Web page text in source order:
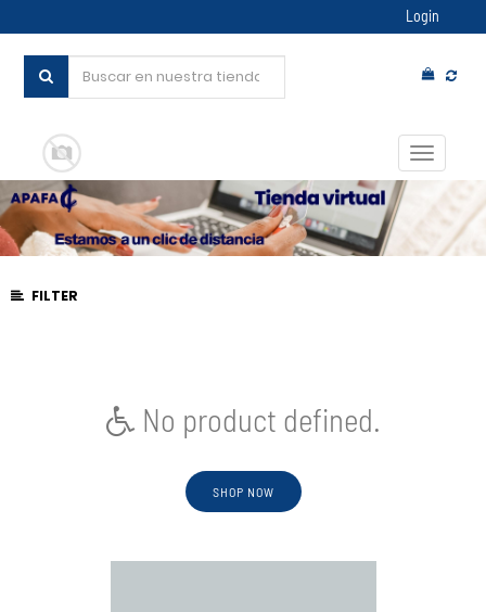
Login
FILTER
No product defined.
SHOP NOW